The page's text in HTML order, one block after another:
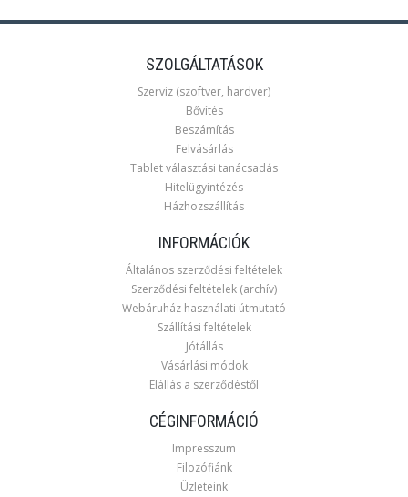
SZOLGÁLTATÁSOK
Szerviz (szoftver, hardver)
Bővítés
Beszámítás
Felvásárlás
Tablet választási tanácsadás
Hitelügyintézés
Házhozszállítás
INFORMÁCIÓK
Általános szerződési feltételek
Szerződési feltételek (archív)
Webáruház használati útmutató
Szállítási feltételek
Jótállás
Vásárlási módok
Elállás a szerződéstől
CÉGINFORMÁCIÓ
Impresszum
Filozófiánk
Üzleteink